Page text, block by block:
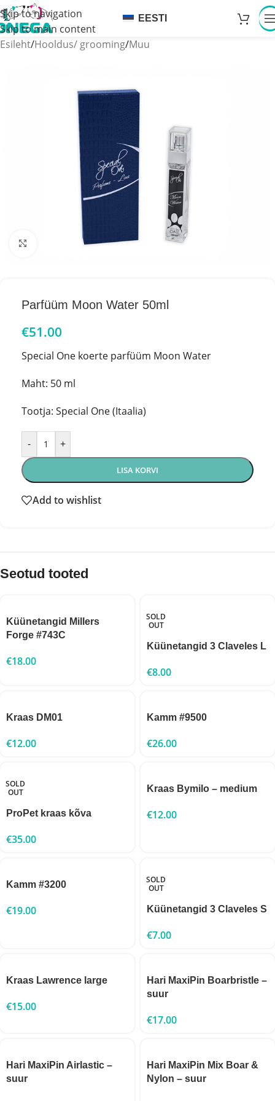
Skip to navigation
Skip to main content
EESTI
Esileht/Hooldus/ grooming/Muu
Click to enlarge
Parfüüm Moon Water 50ml
€51.00
Special One koerte parfüüm Moon Water
Maht: 50 ml
Tootja: Special One (Itaalia)
- +
LISA KORVI
Add to wishlist
Seotud tooted
Küünetangid Millers
Forge #743C
€18.00
SOLD
OUT
Küünetangid 3 Claveles L
€8.00
Kraas DM01
€12.00
Kamm #9500
€26.00
SOLD
OUT
ProPet kraas kõva
€35.00
Kraas Bymilo – medium
€12.00
Kamm #3200
€19.00
SOLD
OUT
Küünetangid 3 Claveles S
€7.00
Kraas Lawrence large
€15.00
Hari MaxiPin Boarbristle –
suur
€17.00
Hari MaxiPin Airlastic –
suur
Hari MaxiPin Mix Boar &
Nylon – suur